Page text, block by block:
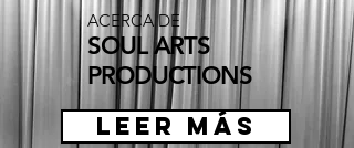
ACERCA DE
SOUL ARTS
PRODUCTIONS
LEER MÁS